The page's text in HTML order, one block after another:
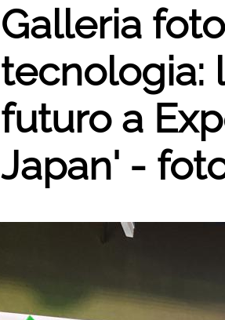
Galleria
tecnologia:
futuro a
Japan' -